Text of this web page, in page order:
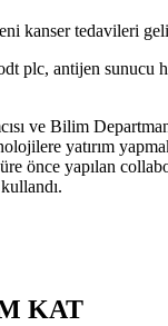
kanser tedavileri
plc, antijen sunucu
ve Bilim
yatırım
önce yapılan
KAT